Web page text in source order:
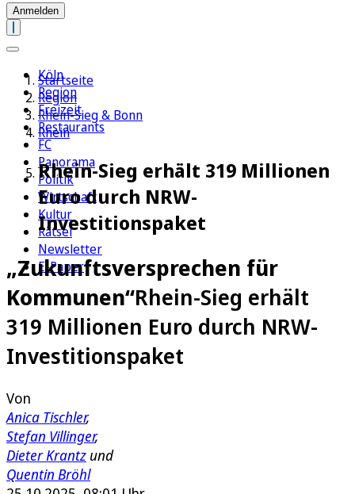
Anmelden
Köln
Region
Freizeit
Restaurants
FC
Panorama
Politik
Wirtschaft
Kultur
Rätsel
Newsletter
E-Paper
Startseite
Region
Rhein-Sieg & Bonn
Rhein
Rhein-Sieg erhält 319 Millionen
Euro durch NRW-
Investitionspaket
„Zukunftsversprechen für
Kommunen“Rhein-Sieg erhält
319 Millionen Euro durch NRW-
Investitionspaket
Von
Anica Tischler,
Stefan Villinger,
Dieter Krantz und
Quentin Bröhl